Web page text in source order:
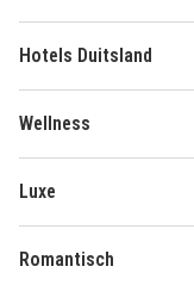
Hotels Duitsland
Wellness
Luxe
Romantisch